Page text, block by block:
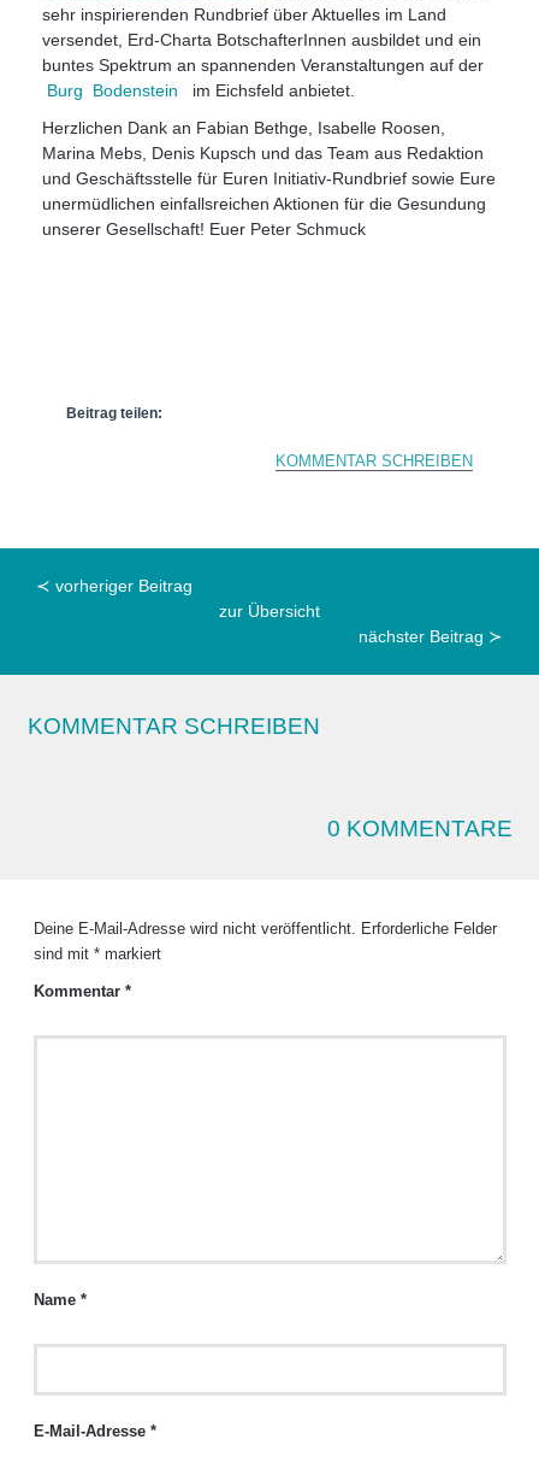
sehr inspirierenden Rundbrief über Aktuelles im Land
versendet, Erd-Charta BotschafterInnen ausbildet und ein
buntes Spektrum an spannenden Veranstaltungen auf der
Burg Bodenstein im Eichsfeld anbietet.
Herzlichen Dank an Fabian Bethge, Isabelle Roosen,
Marina Mebs, Denis Kupsch und das Team aus Redaktion
und Geschäftsstelle für Euren Initiativ-Rundbrief sowie Eure
unermüdlichen einfallsreichen Aktionen für die Gesundung
unserer Gesellschaft! Euer Peter Schmuck
Beitrag teilen:
KOMMENTAR SCHREIBEN
≺ vorheriger Beitrag
zur Übersicht
nächster Beitrag ≻
KOMMENTAR SCHREIBEN
0 KOMMENTARE
Deine E-Mail-Adresse wird nicht veröffentlicht.
Erforderliche Felder
sind mit *markiert
Kommentar *
Name *
E-Mail-Adresse *